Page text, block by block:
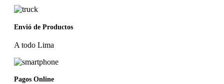
Envió de Productos
A todo Lima
Pagos Online